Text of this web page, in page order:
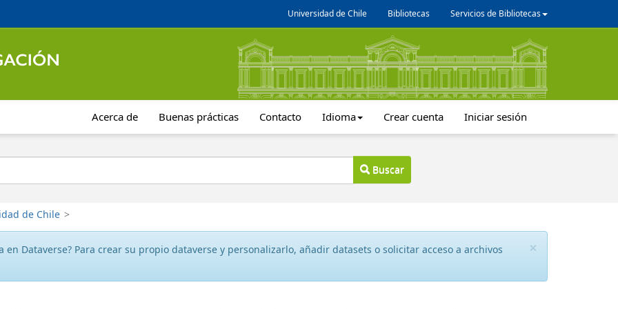
Universidad de Chile Bibliotecas Servicios de Bibliotecas
Acerca de Buenas prácticas Contacto Idioma Crear cuenta Iniciar sesión
Buscar
de Chile >
×
en Dataverse? Para crear su propio dataverse y personalizarlo, añadir datasets o solicitar acceso a archivos